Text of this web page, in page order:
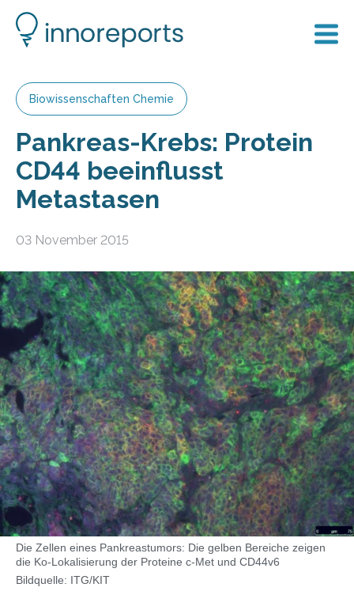
Biowissenschaften Chemie
Pankreas-Krebs: Protein
CD44 beeinflusst
Metastasen
03 November 2015
Die Zellen eines Pankreastumors: Die gelben Bereiche zeigen
die Ko-Lokalisierung der Proteine c-Met und CD44v6
Bildquelle: ITG/KIT